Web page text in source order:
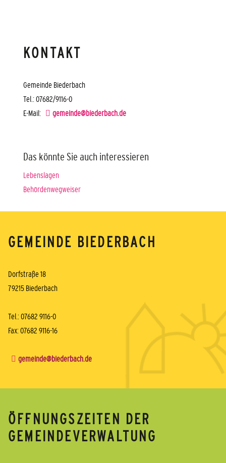
KONTAKT
Gemeinde Biederbach
Tel.: 07682/9116-0
E-Mail:
gemeinde@biederbach.de
Das könnte Sie auch interessieren
Lebenslagen
Behördenwegweiser
GEMEINDE BIEDERBACH
Dorfstraße 18
79215 Biederbach
Tel.: 07682 9116-0
Fax: 07682 9116-16
gemeinde@biederbach.de
ÖFFNUNGSZEITEN DER
GEMEINDEVERWALTUNG